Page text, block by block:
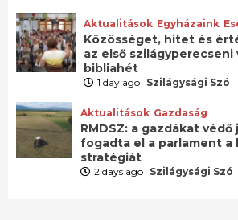
Aktualitások Egyházaink
Közösséget, hitet és
az első szilágyperecseni
bibliahét
1 day ago Szilágysági Szó
Aktualitások Gazdaság
RMDSZ: a gazdákat
fogadta el a parlament a
stratégiát
2 days ago Szilágysági Szó